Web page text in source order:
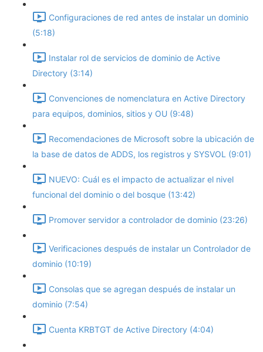
Configuraciones de red antes de instalar un dominio
(5:18)
Instalar rol de servicios de dominio de Active
Directory (3:14)
Convenciones de nomenclatura en Active Directory
para equipos, dominios, sitios y OU (9:48)
Recomendaciones de Microsoft sobre la ubicación de
la base de datos de ADDS, los registros y SYSVOL (9:01)
NUEVO: Cuál es el impacto de actualizar el nivel
funcional del dominio o del bosque (13:42)
Promover servidor a controlador de dominio (23:26)
Verificaciones después de instalar un Controlador de
dominio (10:19)
Consolas que se agregan después de instalar un
dominio (7:54)
Cuenta KRBTGT de Active Directory (4:04)